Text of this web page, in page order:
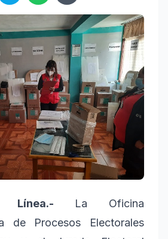
Línea.- La Oficina
de Procesos Electorales